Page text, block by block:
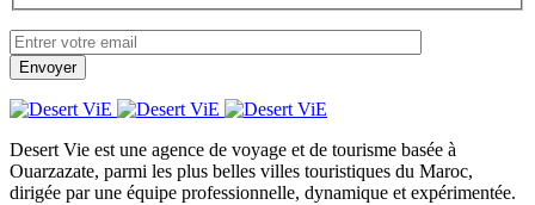
Desert Vie est une agence de voyage et de tourisme basée à
Ouarzazate, parmi les plus belles villes touristiques du Maroc,
dirigée par une équipe professionnelle, dynamique et expérimentée.